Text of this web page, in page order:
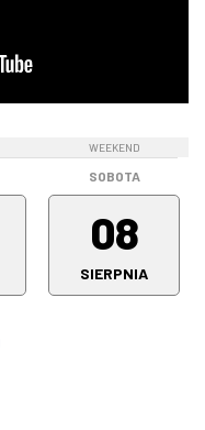
WEEKEND
SOBOTA
08
SIERPNIA